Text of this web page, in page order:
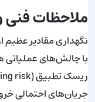
ملاحظات
نگهداری مقادیر عظیم
با چالش‌های عملیاتی